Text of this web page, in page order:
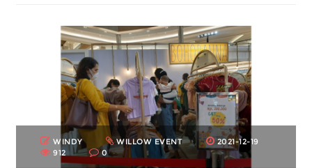
WINDY WILLOW EVENT
2021-12-19
912
0